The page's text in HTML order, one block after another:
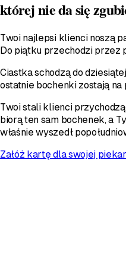
której nie da się
Twoi najlepsi klienci noszą
Do piątku przechodzi przez
Ciastka schodzą do
ostatnie bochenki zostają na
Twoi stali klienci
biorą ten sam bochenek, a
właśnie wyszedł
Załóż kartę dla swojej